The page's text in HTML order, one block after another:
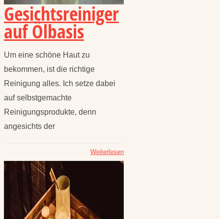
Gesichtsreiniger
auf Ölbasis
Um eine schöne Haut zu
bekommen, ist die richtige
Reinigung alles. Ich setze dabei
auf selbstgemachte
Reinigungsprodukte, denn
angesichts der
Weiterlesen